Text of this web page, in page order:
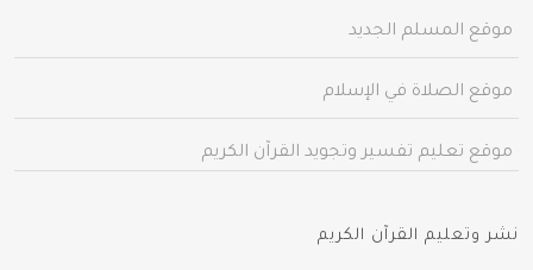
موقع المسلم الجديد
موقع الصلاة في الإسلام
موقع تعليم تفسير وتجويد القرآن الكريم
نشر وتعليم القرآن الكريم